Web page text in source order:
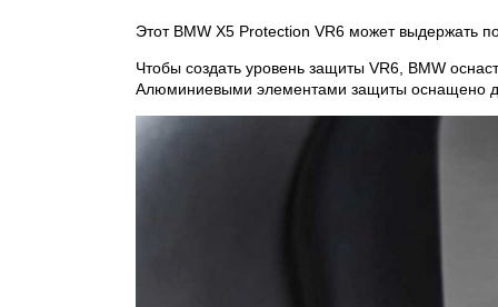
Этот BMW X5 Protection VR6 может выдержать
Чтобы создать уровень защиты VR6, BMW
Алюминиевыми элементами защиты оснащено